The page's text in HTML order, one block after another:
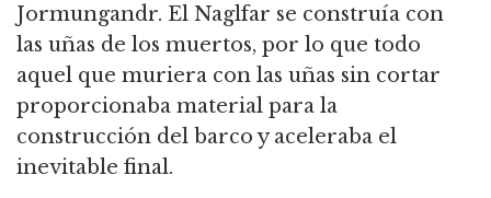
Jormungandr. El Naglfar se construía con
las uñas de los muertos, por lo que todo
aquel que muriera con las uñas sin cortar
proporcionaba material para la
construcción del barco y aceleraba el
inevitable final.